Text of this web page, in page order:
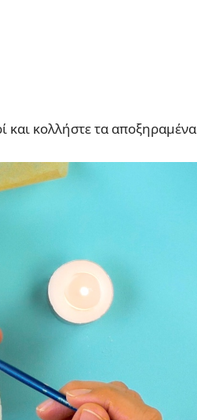
και κολλήστε τα αποξηραμένα